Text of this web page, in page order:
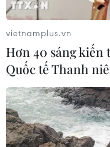
vietnamplus.vn
Hơn 40 sáng kiến
Quốc tế Thanh